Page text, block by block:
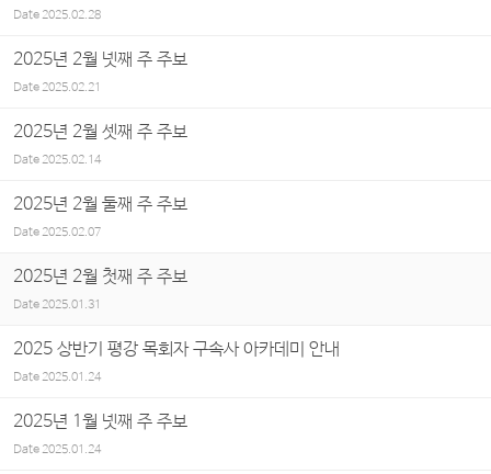
Date2025.02.28
2025년 2월 넷째 주 주보
Date2025.02.21
2025년 2월 셋째 주 주보
Date2025.02.14
2025년 2월 둘째 주 주보
Date2025.02.07
2025년 2월 첫째 주 주보
Date 2025.01.31
2025 상반기 평강 목회자 구속사 아카데미 안내
Date2025.01.24
2025년 1월 넷째 주 주보
Date2025.01.24